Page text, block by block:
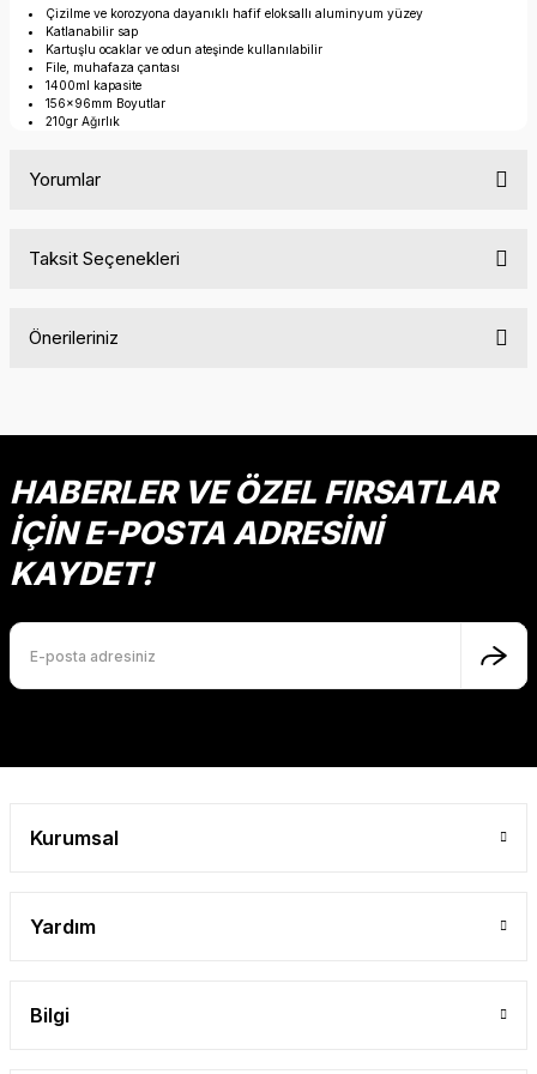
Çizilme ve korozyona dayanıklı hafif eloksallı aluminyum yüzey
Katlanabilir sap
Kartuşlu ocaklar ve odun ateşinde kullanılabilir
File, muhafaza çantası
1400ml kapasite
156x96mm Boyutlar
210gr Ağırlık
Yorumlar
Taksit Seçenekleri
Önerileriniz
Ürün resmi kalitesiz, bozuk veya görüntülenemiyor.
Ürün açıklamasında eksik bilgiler bulunuyor.
Ürün fiyatı diğer sitelerden daha pahalı.
Bu ürüne benzer farklı alternatifler olmalı.
HABERLER VE ÖZEL FIRSATLAR
İÇİN E-POSTA ADRESİNİ
KAYDET!
Kurumsal
Yardım
Bilgi